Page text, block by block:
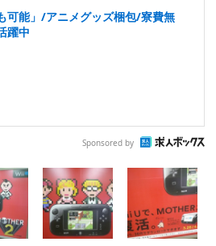
可能」/アニメグッズ梱包/寮費無
躍中
Sponsored by